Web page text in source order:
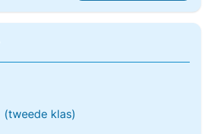
(tweede klas)